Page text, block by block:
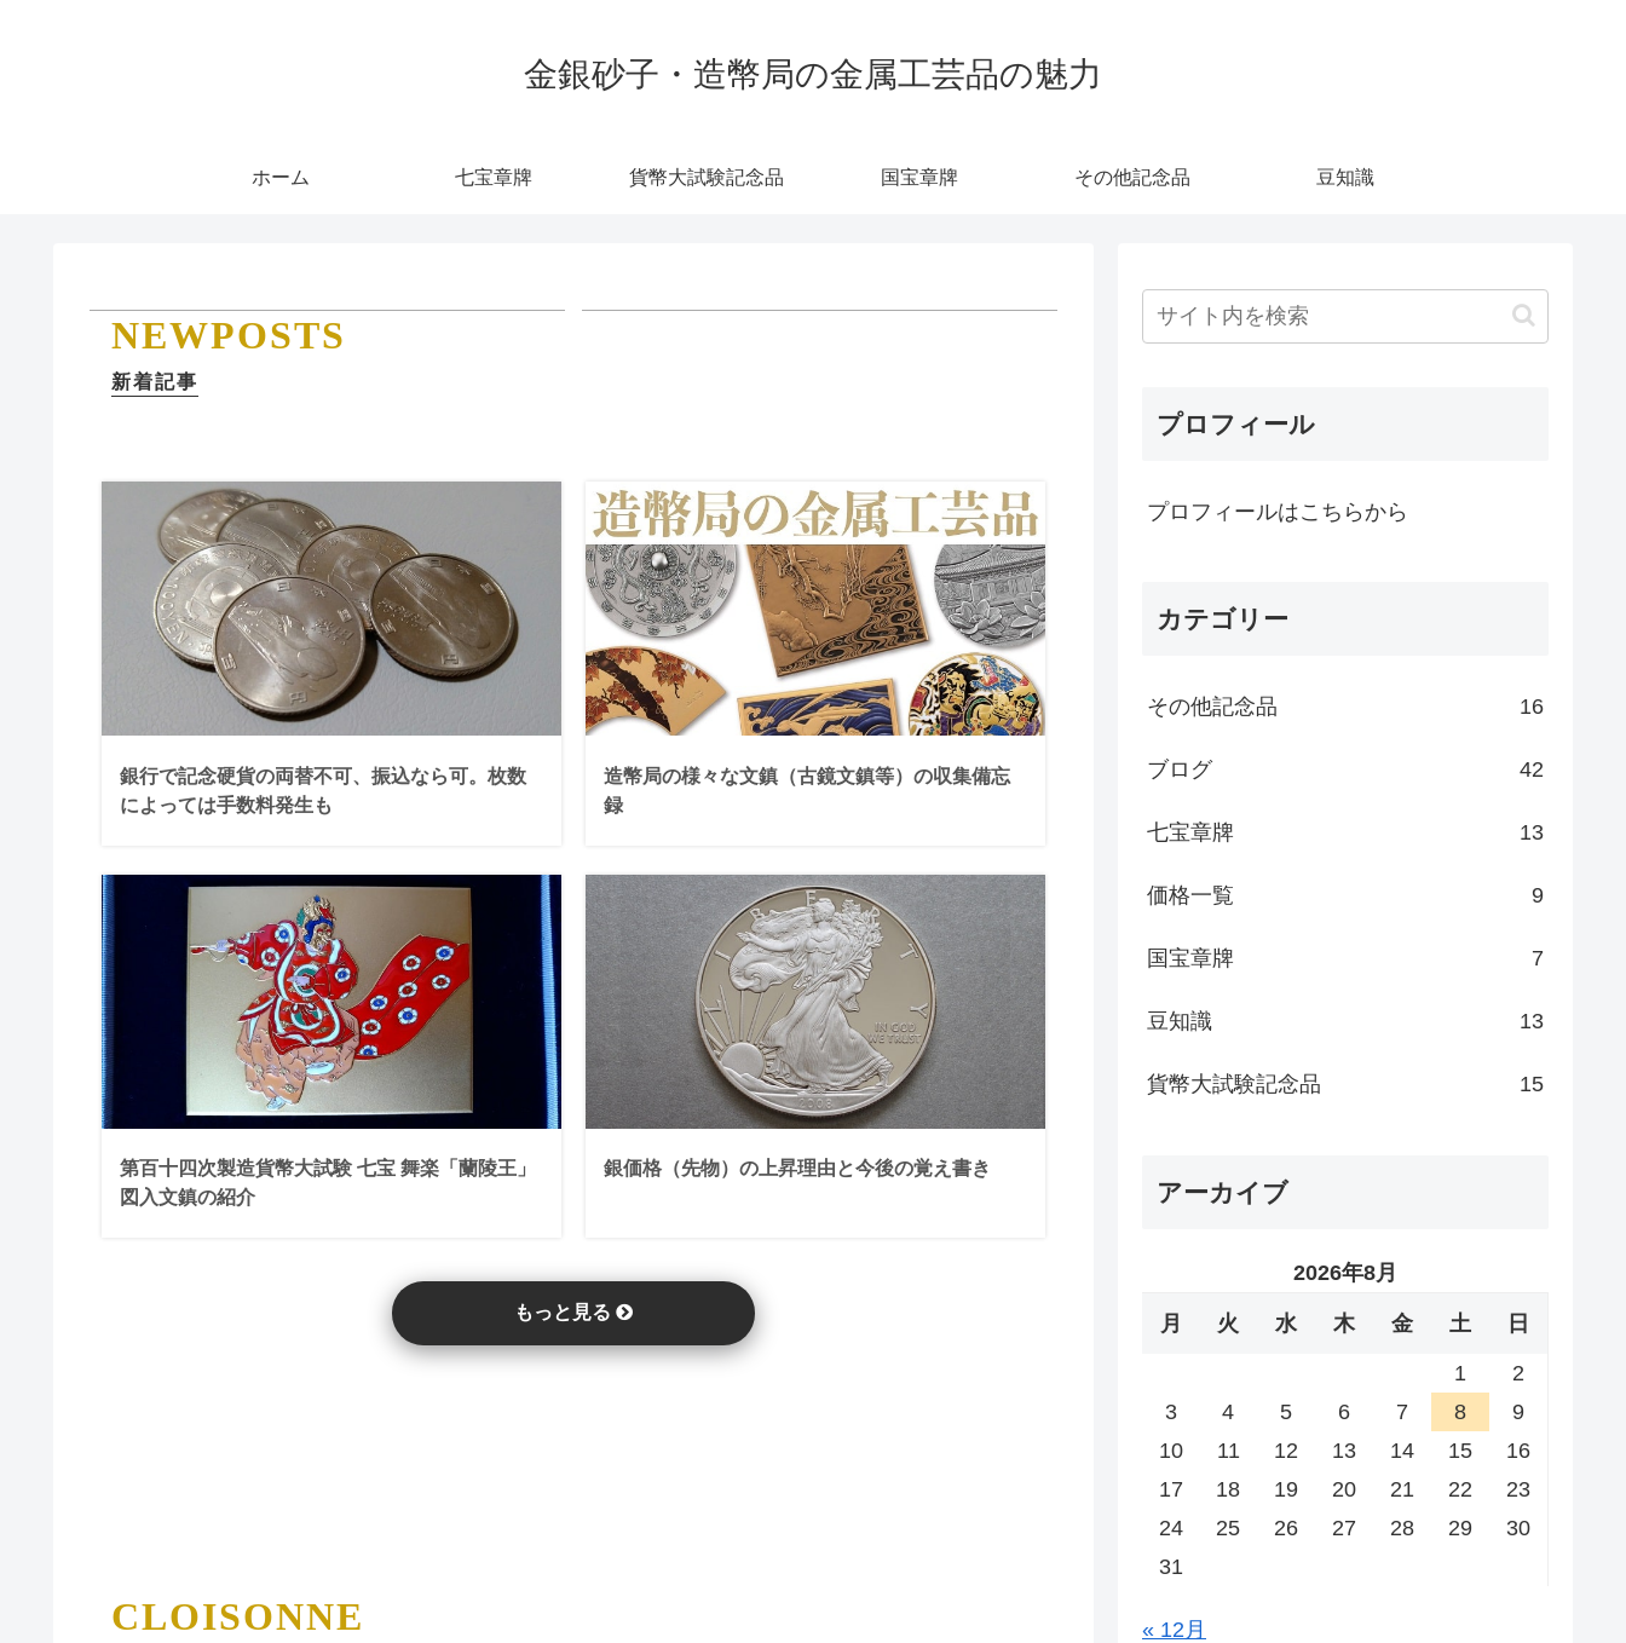
金銀砂子・造幣局の金属工芸品の魅力
ホーム 七宝章牌 貨幣大試験記念品 国宝章牌 その他記念品 豆知識
NEWPOSTS
新着記事
銀行で記念硬貨の両替不可、振込なら可。枚数
によっては手数料発生も
造幣局の様々な文鎮（古鏡文鎮等）の収集備忘
録
第百十四次製造貨幣大試験 七宝 舞楽「蘭陵王」
図入文鎮の紹介
銀価格（先物）の上昇理由と今後の覚え書き
もっと見る
CLOISONNE
プロフィール
プロフィールはこちらから
カテゴリー
その他記念品 16
ブログ 42
七宝章牌 13
価格一覧 9
国宝章牌 7
豆知識 13
貨幣大試験記念品 15
アーカイブ
2026年8月
月 火 水 木 金 土 日
1
2
3
4 5 6 7 8
9
10
11 12 13 14 15
16
17
18 19 20 21 22
23
24
25 26 27 28 29
30
31
« 12月